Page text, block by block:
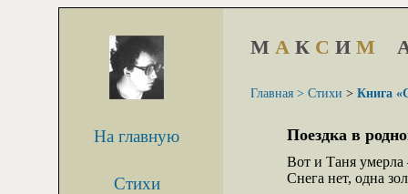
На главную
Стихи
М А К С И М
Главная > Стихи > Книга
Поездка в
Вот и Таня
Снега нет, одна